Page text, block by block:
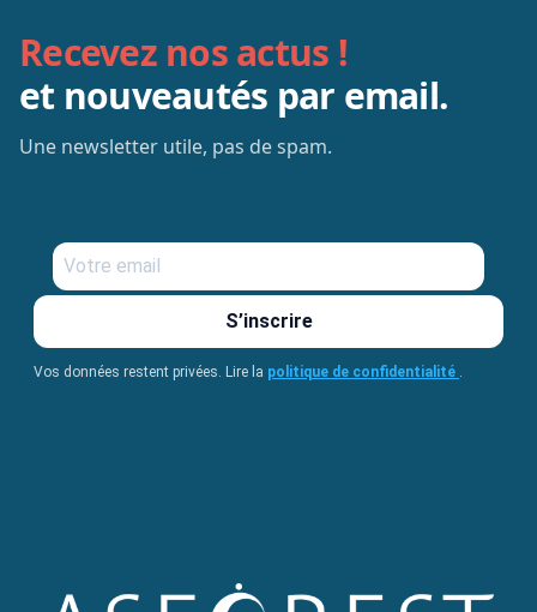
Recevez nos actus !
et nouveautés par email.
Une newsletter utile, pas de spam.
S’inscrire
Vos données restent privées. Lire la politique de confidentialité .